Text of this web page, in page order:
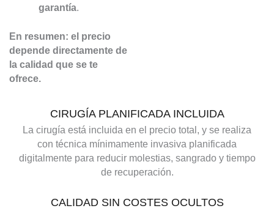
garantía.
En resumen: el precio
depende directamente de
la calidad que se te
ofrece.
CIRUGÍA PLANIFICADA INCLUIDA
La cirugía está incluida en el precio total, y se realiza
con técnica mínimamente invasiva planificada
digitalmente para reducir molestias, sangrado y tiempo
de recuperación.
CALIDAD SIN COSTES OCULTOS